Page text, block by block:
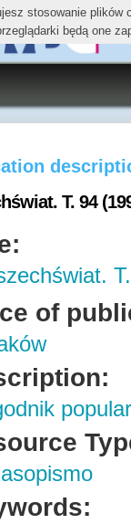
T. 94
of
stosowanie
będą one